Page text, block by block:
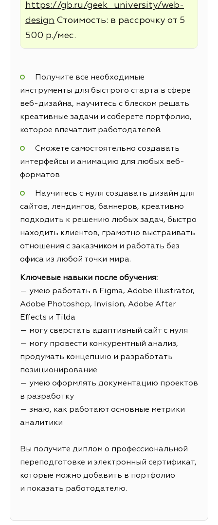
https://gb.ru/geek_university/web-
design Стоимость: в рассрочку от 5
500 р./мес.
Получите все необходимые
инструменты для быстрого старта в сфере
веб-дизайна, научитесь с блеском решать
креативные задачи и соберете портфолио,
которое впечатлит работодателей.
Сможете самостоятельно создавать
интерфейсы и анимацию для любых веб-
форматов
Научитесь с нуля создавать дизайн для
сайтов, лендингов, баннеров, креативно
подходить к решению любых задач, быстро
находить клиентов, грамотно выстраивать
отношения с заказчиком и работать без
офиса из любой точки мира.
Ключевые навыки после обучения:
— умею работать в Figma, Adobe illustrator,
Adobe Photoshop, Invision, Adobe After
Effects и Tilda
— могу сверстать адаптивный сайт с нуля
— могу провести конкурентный анализ,
продумать концепцию и разработать
позиционирование
— умею оформлять документацию проектов
в разработку
— знаю, как работают основные метрики
аналитики
Вы получите диплом о профессиональной
переподготовке и электронный сертификат,
которые можно добавить в портфолио
и показать работодателю.